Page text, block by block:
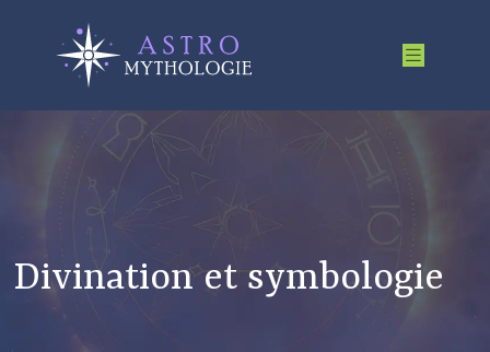
Divination et symbologie